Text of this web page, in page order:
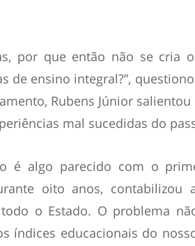
por que então não se cria
de ensino integral?”,
Rubens Júnior
mal sucedidas do
é algo parecido com o
oito anos, contabilizou
o Estado. O problema
índices educacionais do